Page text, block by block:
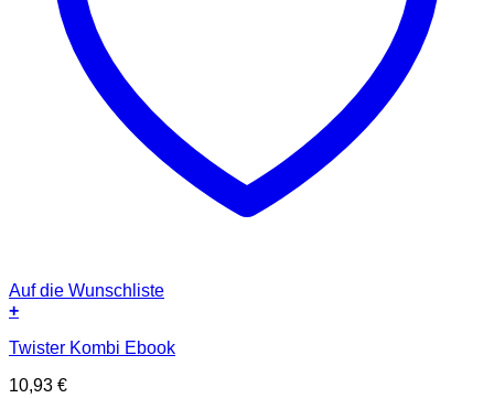
Auf die Wunschliste
+
Twister Kombi Ebook
10,93 €